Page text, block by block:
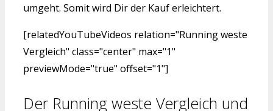
umgeht. Somit wird Dir der Kauf erleichtert.
[relatedYouTubeVideos relation="Running weste
Vergleich" class="center" max="1"
previewMode="true" offset="1"]
Der Running weste Vergleich und